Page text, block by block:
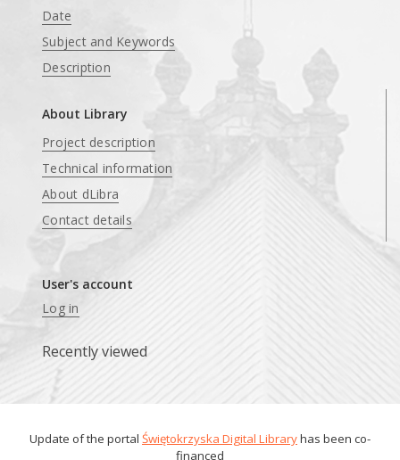
Date
Subject and Keywords
Description
About Library
Project description
Technical information
About dLibra
Contact details
User's account
Log in
Recently viewed
Update of the portal Świętokrzyska Digital Libraryhas been co-
financed